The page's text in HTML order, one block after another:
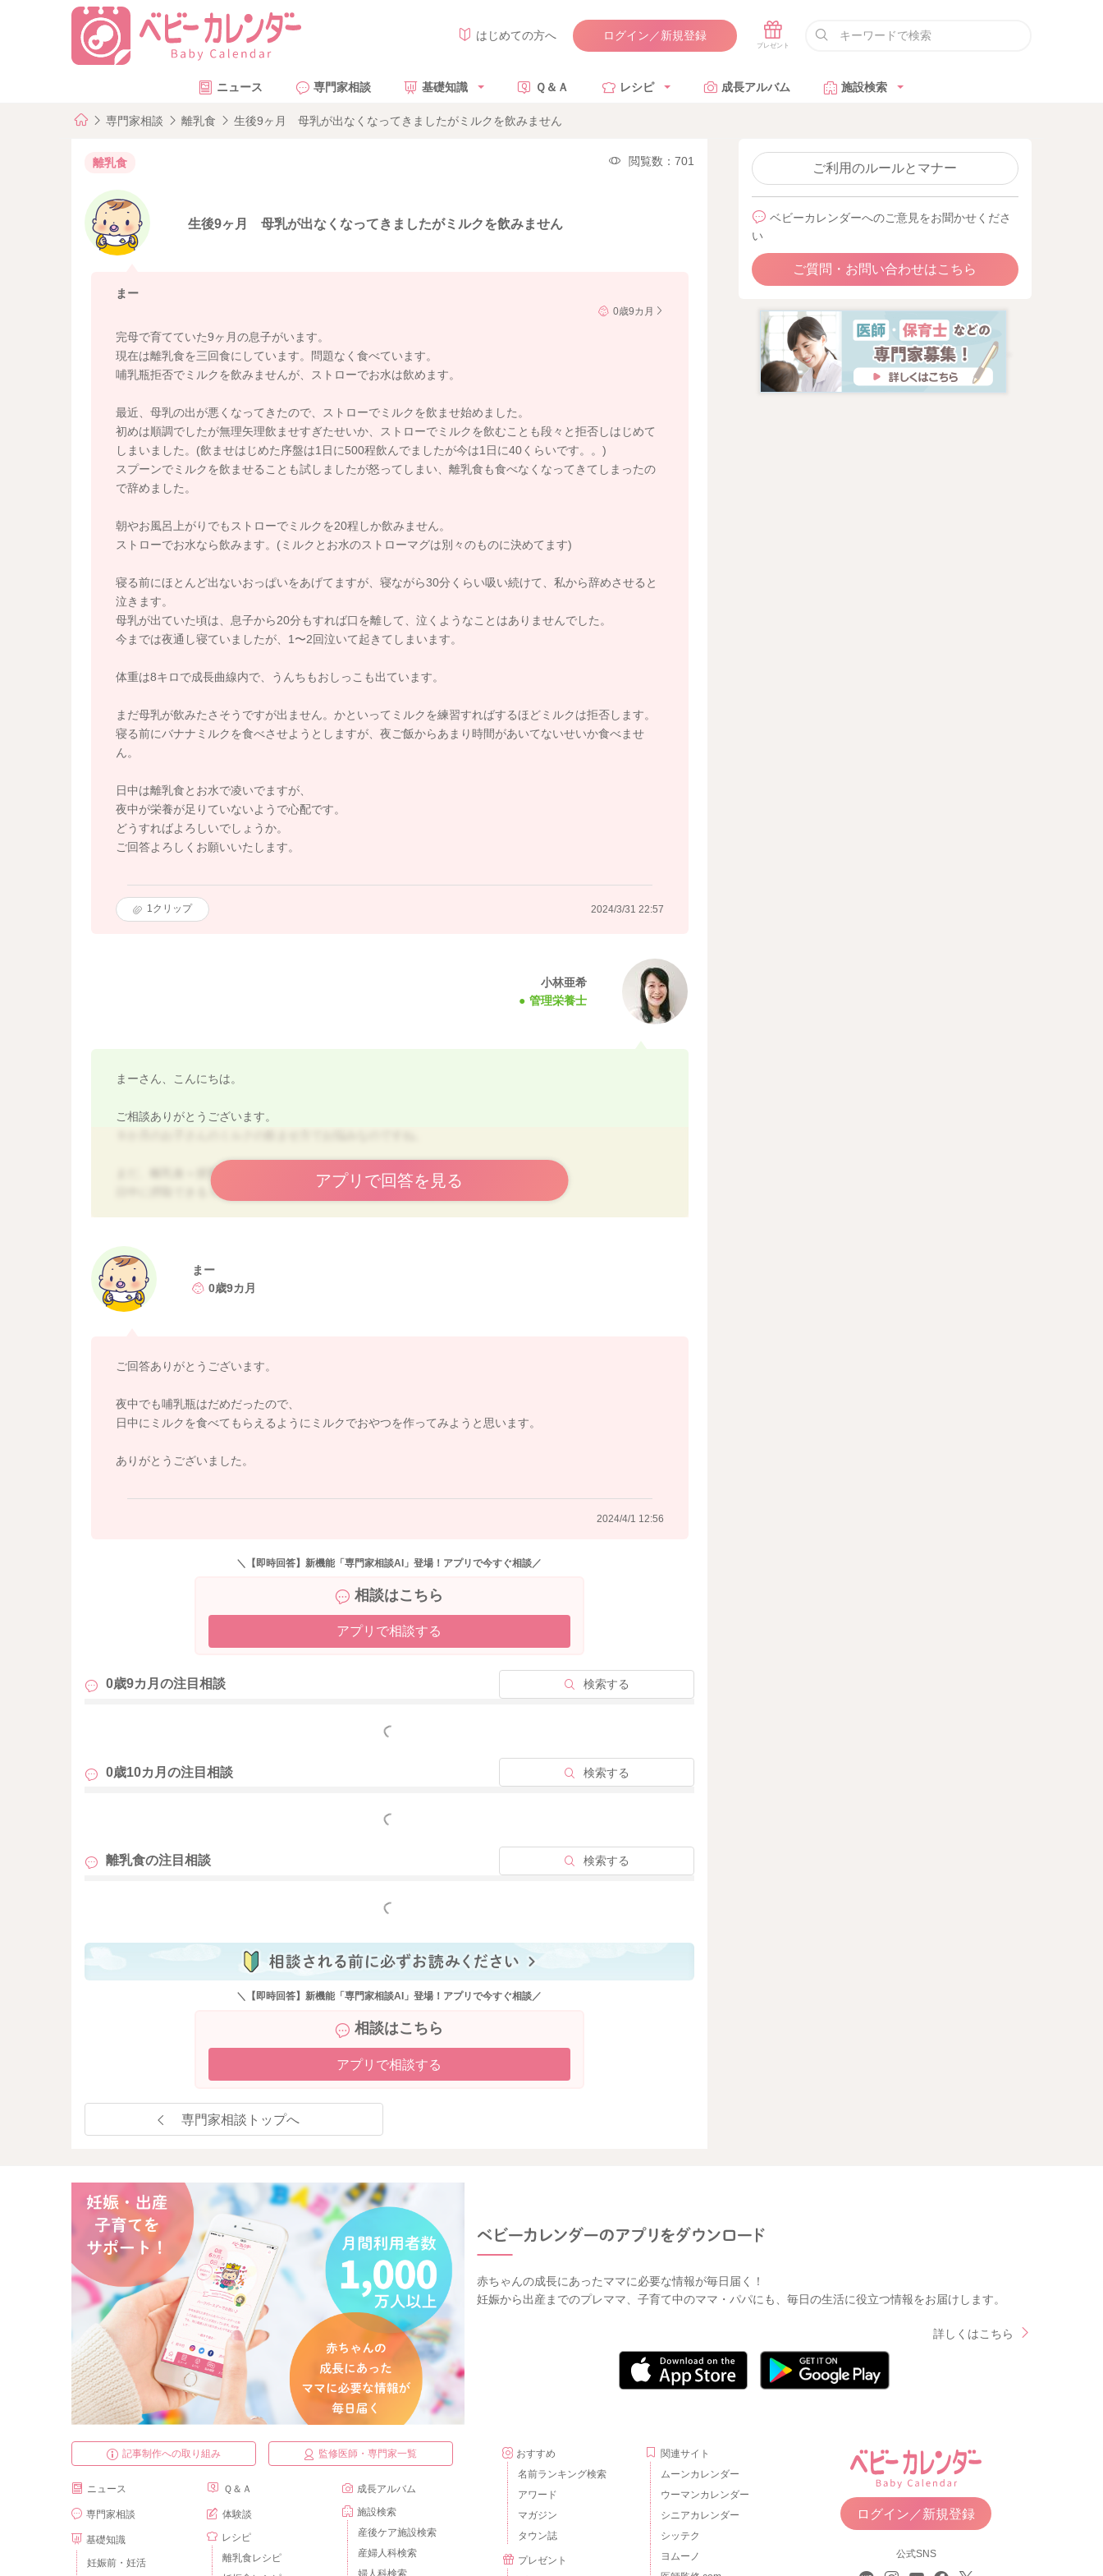
はじめての方へ ログイン／新規登録
ニュース 専門家相談 基礎知識 Ｑ＆Ａ レシピ 成長アルバム 施設検索
専門家相談 離乳食 生後9ヶ月 母乳が出なくなってきましたがミルクを飲みません
離乳食 閲覧数：701
生後9ヶ月 母乳が出なくなってきましたがミルクを飲みません
まー
0歳9カ月
完母で育てていた9ヶ月の息子がいます。
現在は離乳食を三回食にしています。問題なく食べています。
哺乳瓶拒否でミルクを飲みませんが、ストローでお水は飲めます。
最近、母乳の出が悪くなってきたので、ストローでミルクを飲ませ始めました。
初めは順調でしたが無理矢理飲ませすぎたせいか、ストローでミルクを飲むことも段々と拒否しはじめて
しまいました。(飲ませはじめた序盤は1日に500程飲んでましたが今は1日に40くらいです。。)
スプーンでミルクを飲ませることも試しましたが怒ってしまい、離乳食も食べなくなってきてしまったの
で辞めました。
朝やお風呂上がりでもストローでミルクを20程しか飲みません。
ストローでお水なら飲みます。(ミルクとお水のストローマグは別々のものに決めてます)
寝る前にほとんど出ないおっぱいをあげてますが、寝ながら30分くらい吸い続けて、私から辞めさせると
泣きます。
母乳が出ていた頃は、息子から20分もすれば口を離して、泣くようなことはありませんでした。
今までは夜通し寝ていましたが、1〜2回泣いて起きてしまいます。
体重は8キロで成長曲線内で、うんちもおしっこも出ています。
まだ母乳が飲みたさそうですが出ません。かといってミルクを練習すればするほどミルクは拒否します。
寝る前にバナナミルクを食べさせようとしますが、夜ご飯からあまり時間があいてないせいか食べませ
ん。
日中は離乳食とお水で凌いでますが、
夜中が栄養が足りていないようで心配です。
どうすればよろしいでしょうか。
ご回答よろしくお願いいたします。
1クリップ 2024/3/31 22:57
小林亜希
管理栄養士
まーさん、こんにちは。
ご相談ありがとうございます。
まだ、離乳食＋授乳の栄養が必要な時期になります。
日中に摂取できるミルク量を増やすことで、夜間は寝てくれる場合もあります。
増やしていけるとよいです。
また、夜間眠りかけている時間のほうが哺乳瓶を嫌がらずに飲めてしまうお子さんも多いです。
お腹が空いて起きている様子であれば、哺乳瓶挑戦してみるのも一つの手かなと思います。
よろしくお願いします。
アプリで回答を見る
まー
0歳9カ月
ご回答ありがとうございます。
夜中でも哺乳瓶はだめだったので、
日中にミルクを食べてもらえるようにミルクでおやつを作ってみようと思います。
ありがとうございました。
2024/4/1 12:56
＼【即時回答】新機能「専門家相談AI」登場！アプリで今すぐ相談／
相談はこちら
アプリで相談する
0歳9カ月の注目相談 検索する
もっと見る
0歳10カ月の注目相談 検索する
もっと見る
離乳食の注目相談 検索する
もっと見る
＼【即時回答】新機能「専門家相談AI」登場！アプリで今すぐ相談／
相談はこちら
アプリで相談する
専門家相談トップへ
ご利用のルールとマナー
ベビーカレンダーへのご意見をお聞かせくださ
い
ご質問・お問い合わせはこちら
赤ちゃんの成長にあったママに必要な情報が毎日届く！
妊娠から出産までのプレママ、子育て中のママ・パパにも、毎日の生活に役立つ情報をお届けします。
詳しくはこちら
記事制作への取り組み 監修医師・専門家一覧
ニュース
専門家相談
基礎知識
妊娠前・妊活
Ｑ＆Ａ
体験談
レシピ
離乳食レシピ
成長アルバム
施設検索
産後ケア施設検索
産婦人科検索
婦人科検索
おすすめ
名前ランキング検索
アワード
マガジン
タウン誌
プレゼント
関連サイト
ムーンカレンダー
ウーマンカレンダー
シニアカレンダー
シッテク
ヨムーノ
ログイン／新規登録
公式SNS